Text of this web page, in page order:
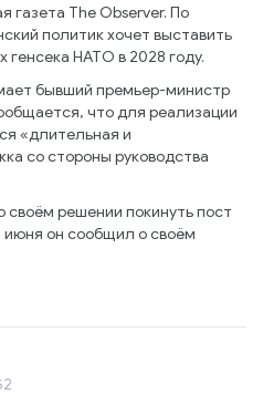
газета The Observer. По
политик хочет выставить
генсека НАТО в 2028 году.
бывший премьер-министр
что для реализации
«длительная и
со стороны руководства
решении покинуть пост
он сообщил о своём